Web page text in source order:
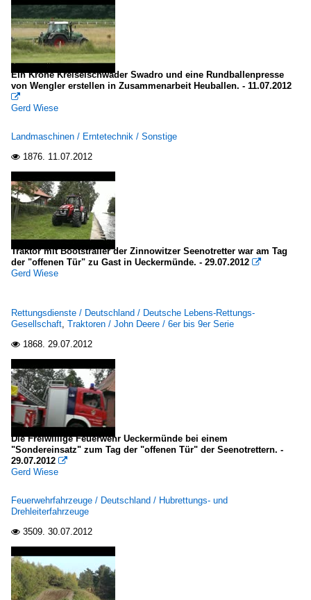
Ein Krone Kreiselschwader Swadro und eine Rundballenpresse
von Wengler erstellen in Zusammenarbeit Heuballen. - 11.07.2012

Gerd Wiese
Landmaschinen / Erntetechnik / Sonstige
 1876. 11.07.2012
Traktor mit Bootstrailer der Zinnowitzer Seenotretter war am Tag
der "offenen Tür" zu Gast in Ueckermünde. - 29.07.2012 
Gerd Wiese
Rettungsdienste / Deutschland / Deutsche Lebens-Rettungs-
Gesellschaft, Traktoren / John Deere / 6er bis 9er Serie
 1868. 29.07.2012
Die Freiwillige Feuerwehr Ueckermünde bei einem
"Sondereinsatz" zum Tag der "offenen Tür" der Seenotrettern. -
29.07.2012 
Gerd Wiese
Feuerwehrfahrzeuge / Deutschland / Hubrettungs- und
Drehleiterfahrzeuge
 3509. 30.07.2012